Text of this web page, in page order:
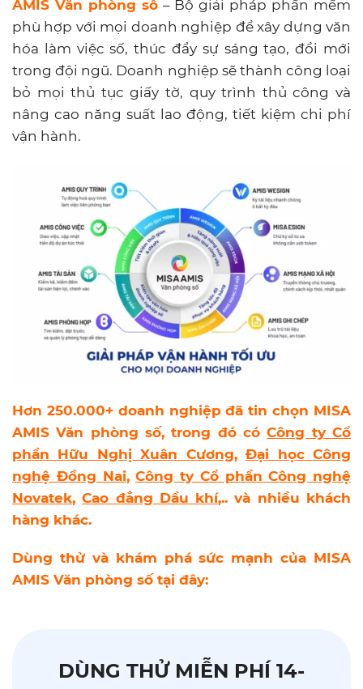
AMIS Văn phòng số– Bộ giải pháp phần mềm
phù hợp với mọi doanh nghiệp đểxây dựng văn
hóa làm việc số, thúc đẩy sự sáng tạo, đổi mới
trong đội ngũ. Doanh nghiệp sẽ thành công loại
bỏ mọi thủ tục giấy tờ, quy trình thủ công và
nâng cao năng suất lao động, tiết kiệm chi phí
vận hành.
Hơn 250.000+ doanh nghiệp đã tin chọn MISA
AMIS Văn phòng số, trong đó cóCông ty Cổ
phần Hữu Nghị Xuân Cương,Đại học Công
nghệ Đồng Nai,Công ty Cổ phần Công nghệ
Novatek,Cao đẳng Dầu khí,.. và nhiều khách
hàng khác.
Dùng thử và khám phá sức mạnh của MISA
AMIS Văn phòng số tại đây:
DÙNG THỬ MIỄN PHÍ 14-